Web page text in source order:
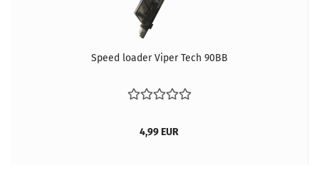
Speed loader Viper Tech 90BB
4,99 EUR